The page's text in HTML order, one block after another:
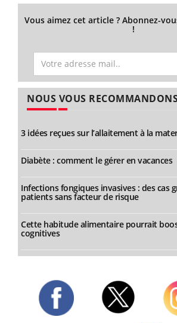
Vous aimez cet article ? Abonnez-
!
NOUS VOUS
3 idées reçues sur l’allaitement à la
Diabète : comment le gérer en vacances
Infections fongiques invasives : des cas
patients sans facteur de risque
Cette habitude alimentaire pourrait
cognitives